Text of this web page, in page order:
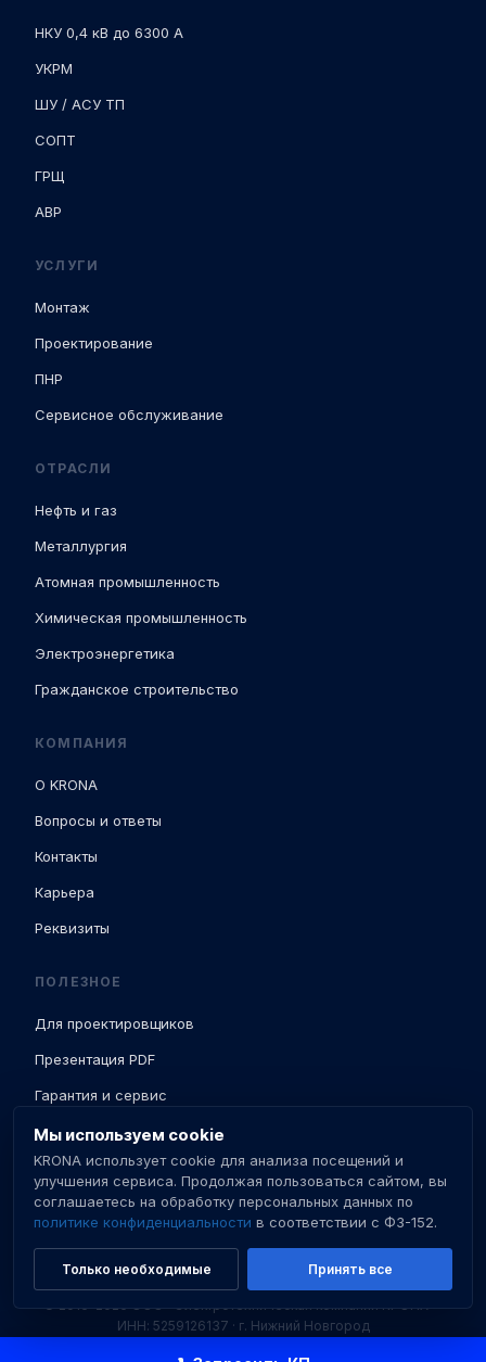
НКУ 0,4 кВ до 6300 А
УКРМ
ШУ / АСУ ТП
СОПТ
ГРЩ
АВР
УСЛУГИ
Монтаж
Проектирование
ПНР
Сервисное обслуживание
ОТРАСЛИ
Нефть и газ
Металлургия
Атомная промышленность
Химическая промышленность
Электроэнергетика
Гражданское строительство
КОМПАНИЯ
О KRONA
Вопросы и ответы
Контакты
Карьера
Реквизиты
ПОЛЕЗНОЕ
Для проектировщиков
Презентация PDF
Гарантия и сервис
Доставка и ПНР
База знаний
Сертификаты
ИНН: 5259126137 · г. Нижний Новгород
Мы используем cookie
KRONA использует cookie для анализа посещений и
улучшения сервиса. Продолжая пользоваться сайтом, вы
соглашаетесь на обработку персональных данных по
политике конфиденциальности в соответствии с ФЗ-152.
Только необходимые Принять все